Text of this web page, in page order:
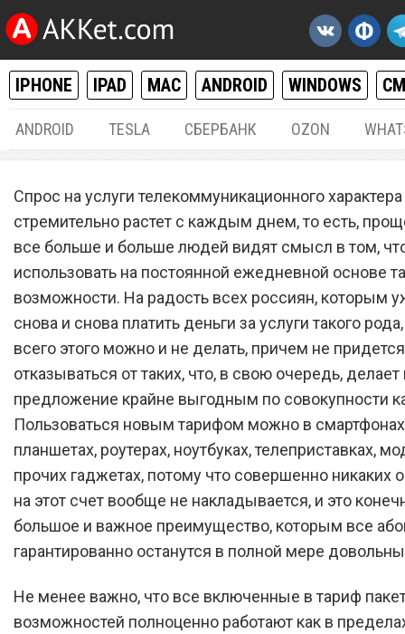
IPHONE IPAD MAC ANDROID WINDOWS
ANDROID TESLA СБЕРБАНК OZON
Новый сотовый оператор
запустил бесплатный
план: 35 ГБ мобильного
интернета и 5000 минут
Спрос на услуги телекоммуникационного характера
стремительно растет с каждым днем, то есть,
все больше и больше людей видят смысл в том,
использовать на постоянной ежедневной основе
возможности. На радость всех россиян, которым
снова и снова платить деньги за услуги такого
всего этого можно и не делать, причем не
отказываться от таких, что, в свою очередь, делает
предложение крайне выгодным по совокупности
Пользоваться новым тарифом можно в
планшетах, роутерах, ноутбуках, телеприставках,
прочих гаджетах, потому что совершенно никаких
на этот счет вообще не накладывается, и это
большое и важное преимущество, которым все
гарантированно останутся в полной мере
Не менее важно, что все включенные в тариф
возможностей полноценно работают как в